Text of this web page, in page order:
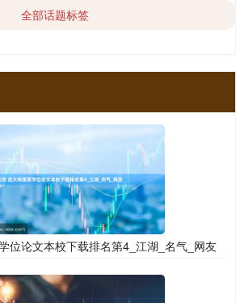
全部话题标签
位论文本校下载排名第4_江湖_名气_网友